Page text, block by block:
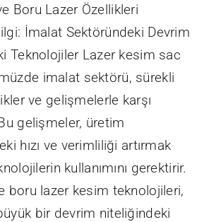
Boru Lazer Özellikleri
İmalat Sektöründeki Devrim
Teknolojiler Lazer kesim sac
imalat sektörü, sürekli
ve gelişmelerle karşı
gelişmeler, üretim
hızı ve verimliliği artırmak
kullanımını gerektirir.
boru lazer kesim teknolojileri,
bir devrim niteliğindeki